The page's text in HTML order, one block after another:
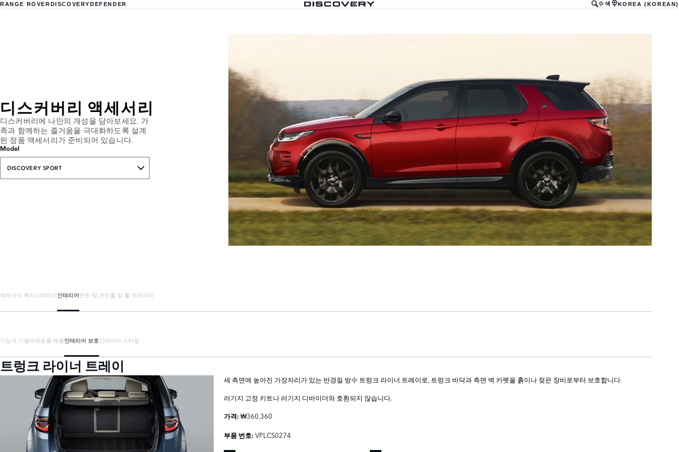
RANGE ROVERDISCOVERYDEFENDER 수색 KOREA (KOREAN)
디스커버리 액세서리
디스커버리에 나만의 개성을 담아보세요. 가
족과 함께하는 즐거움을 극대화하도록 설계
된 정품 액세서리가 준비되어 있습니다.
Model
DISCOVERY SPORT
액세서리 팩익스테리어인테리어운반 및 견인휠 및 휠 액세서리
기능과 기술애완동물 제품인테리어 보호인테리어 스타일
트렁크 라이너 트레이
세 측면에 높아진 가장자리가 있는 반경질 방수 트렁크 라이너 트레이로, 트렁크 바닥과 측면 벽 카펫을 흙이나 젖은 장비로부터 보호합니다.
러기지 고정 키트나 러기지 디바이더와 호환되지 않습니다.
가격:₩360,360
부품 번호:VPLCS0274